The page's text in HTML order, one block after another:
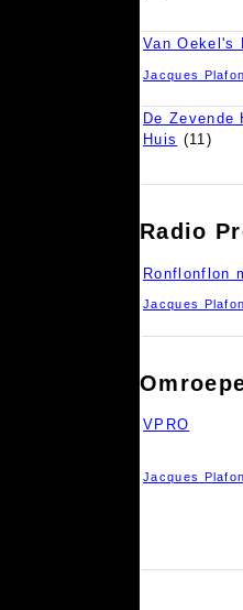
Van Oekel's
Jacques
De
Huis (11)
Radio
Ronflonflon
Jacques
VPRO
Jacques